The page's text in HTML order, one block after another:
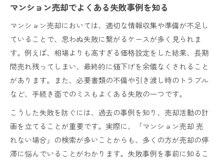
マンション売却でよくある失敗事例を知る
マンション売却においては、適切な情報収集や準備が不足し
ていることで、思わぬ失敗に繋がるケースが多く見られま
す。例えば、相場よりも高すぎる価格設定をした結果、長期
間売れ残ってしまい、最終的に値下げを余儀なくされること
があります。また、必要書類の不備や引き渡し時のトラブル
など、手続き面でのミスもよくある失敗の一つです。
こうした失敗を防ぐには、過去の事例を知り、売却活動の計
画を立てることが重要です。実際に、「マンション売却 売
れない場合」の検索が多いことからも、多くの方が売却の停
滞に悩んでいることがわかります。失敗事例を事前に知るこ